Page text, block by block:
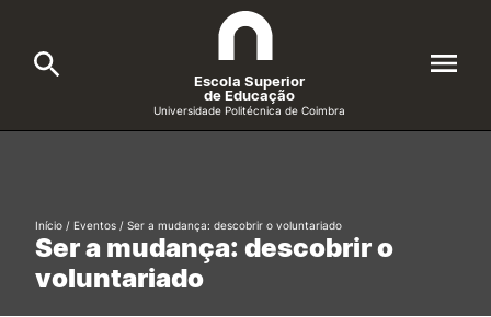
Cursos
Candidatos
Escola Superior
de Educação
Universidade Politécnica de Coimbra
Formative Offer General
Ser a mudança: descobrir o
voluntariado
Início / Eventos / Ser a mudança: descobrir o voluntariado